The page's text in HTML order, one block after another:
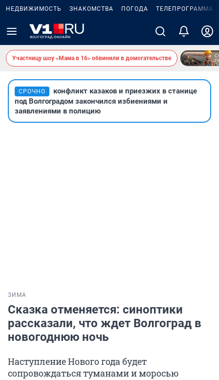
НЕДВИЖИМОСТЬ ЗНАКОМСТВА ПОГОДА ТЕЛЕПРОГРАММА
Участницу шоу «Мама в 16» обвинили в домогательстве
СРОЧНО
конфликт казаков и приезжих в станице
под Волгоградом закончился избиениями и
заявлениями в полицию
ЗИМА
Сказка отменяется: синоптики
рассказали, что ждет Волгоград в
новогоднюю ночь
Наступление Нового года будет
сопровождаться туманами и моросью